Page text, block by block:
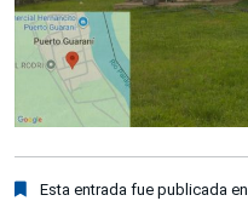
Esta entrada fue publicada en